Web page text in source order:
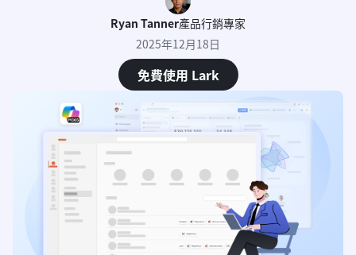
Ryan Tanner產品行銷專家
2025年12月18日
免費使用 Lark